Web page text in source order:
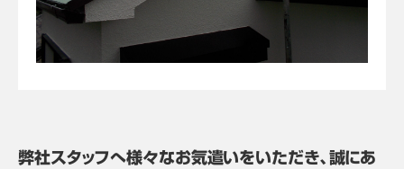
弊社スタッフへ様々なお気遣いをいただき、誠にあ